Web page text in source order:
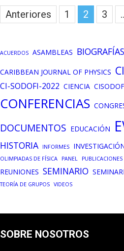
Paginación
de
entradas
Anteriores 1 2 3
ACUERDOS ASAMBLEAS BIOGRAFÍAS
CARIBBEAN JOURNAL OF PHYSICS
CI-SODOFI-2022 CIENCIA
CONFERENCIAS
DOCUMENTOS EDUCACIÓN
HISTORIA
INFORMES
OLIMPIADAS DE FÍSICA
PANEL PUBLICACIONES
REUNIONES SEMINARIO
TEORÍA DE GRUPOS VIDEOS
SOBRE NOSOTROS